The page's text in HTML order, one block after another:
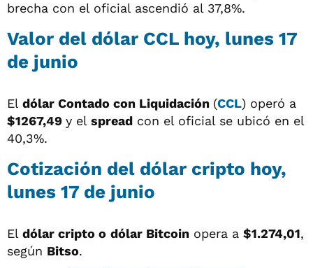
brecha con el oficial ascendió al 37,8%.
Valor del dólar CCL hoy, lunes 17
de junio
El dólar Contado con Liquidación (CCL) operó a
$1267,49 y el spread con el oficial se ubicó en el
40,3%.
Cotización del dólar cripto hoy,
lunes 17 de junio
El dólar cripto o dólar Bitcoin opera a $1.274,01,
según Bitso.